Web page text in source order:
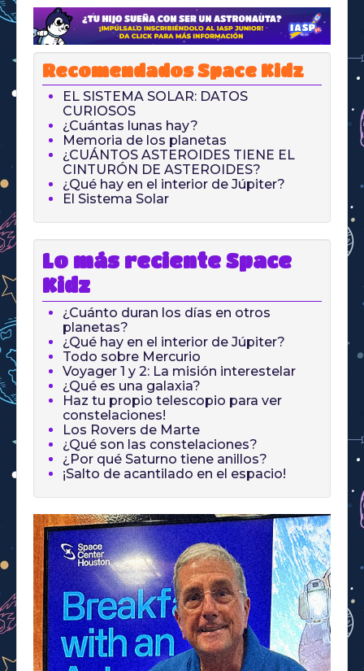
Recomendados Space Kidz
EL SISTEMA SOLAR: DATOS
CURIOSOS
¿Cuántas lunas hay?
Memoria de los planetas
¿CUÁNTOS ASTEROIDES TIENE EL
CINTURÓN DE ASTEROIDES?
¿Qué hay en el interior de Júpiter?
El Sistema Solar
Lo más reciente Space
Kidz
¿Cuánto duran los días en otros
planetas?
¿Qué hay en el interior de Júpiter?
Todo sobre Mercurio
Voyager 1 y 2: La misión interestelar
¿Qué es una galaxia?
Haz tu propio telescopio para ver
constelaciones!
Los Rovers de Marte
¿Qué son las constelaciones?
¿Por qué Saturno tiene anillos?
¡Salto de acantilado en el espacio!